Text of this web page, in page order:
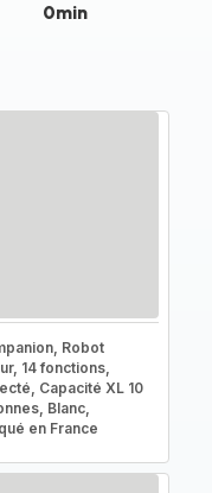
0min
Robot
14 fonctions,
Capacité XL 10
Blanc,
en France